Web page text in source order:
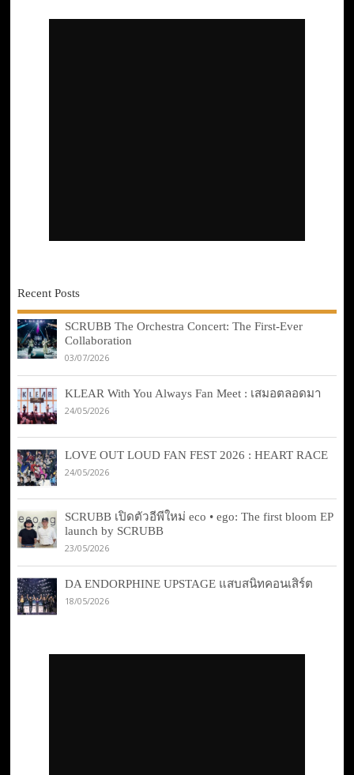
Recent Posts
SCRUBB The Orchestra Concert: The First-Ever
Collaboration
03/07/2026
KLEAR With You Always Fan Meet : เสมอตลอดมา
24/05/2026
LOVE OUT LOUD FAN FEST 2026 : HEART RACE
24/05/2026
SCRUBB เปิดตัวอีพีใหม่ eco • ego: The first bloom EP
launch by SCRUBB
23/05/2026
DA ENDORPHINE UPSTAGE แสบสนิทคอนเสิร์ต
18/05/2026